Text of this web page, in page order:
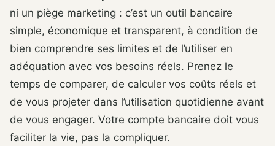
ni un piège marketing : c’est un outil bancaire
simple, économique et transparent, à condition de
bien comprendre ses limites et de l’utiliser en
adéquation avec vos besoins réels. Prenez le
temps de comparer, de calculer vos coûts réels et
de vous projeter dans l’utilisation quotidienne avant
de vous engager. Votre compte bancaire doit vous
faciliter la vie, pas la compliquer.